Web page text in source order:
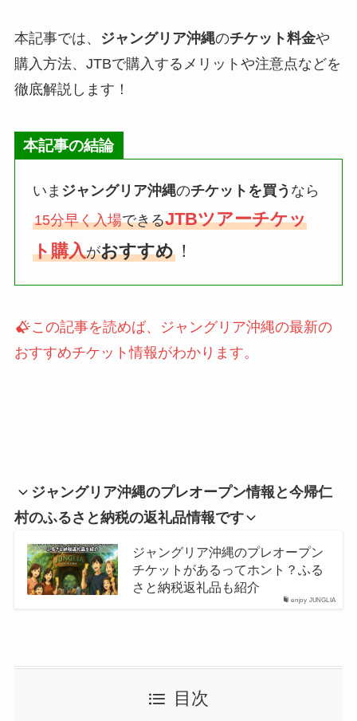
本記事では、 ジャングリア沖縄のチケット料金や
購入方法、JTBで購入するメリットや注意点などを
徹底解説します！
本記事の結論
いま ジャングリア沖縄のチケットを買う なら
15分早く入場できるJTBツアーチケッ
ト購入がおすすめ ！
この記事を読めば、ジャングリア沖縄の最新の
おすすめチケット情報がわかります。
ジャングリア沖縄のプレオープン情報と今帰仁
村のふるさと納税の返礼品情報です
enjoy JUNGLIA
ジャングリア沖縄のプレオープン
チケットがあるってホント？ふる
さと納税返礼品も紹介
目次